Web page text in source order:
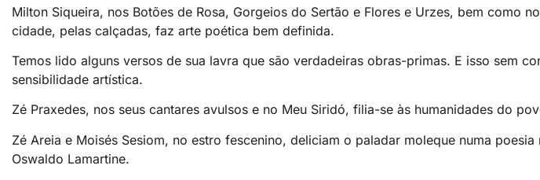
Milton Siqueira, nos Botões de Rosa, Gorgeios do Sertão e Flores e Urzes, bem como
cidade, pelas calçadas, faz arte poética bem definida.
Temos lido alguns versos de sua lavra que são verdadeiras obras-primas. E isso sem
sensibilidade artística.
Zé Praxedes, nos seus cantares avulsos e no Meu Siridó, filia-se às humanidades do
Zé Areia e Moisés Sesiom, no estro fescenino, deliciam o paladar moleque numa
Oswaldo Lamartine.